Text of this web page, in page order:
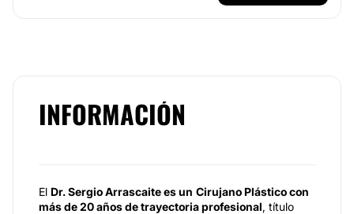
INFORMACIÓN
El Dr. Sergio Arrascaite es un Cirujano Plástico con
más de 20 años de trayectoria profesional, título